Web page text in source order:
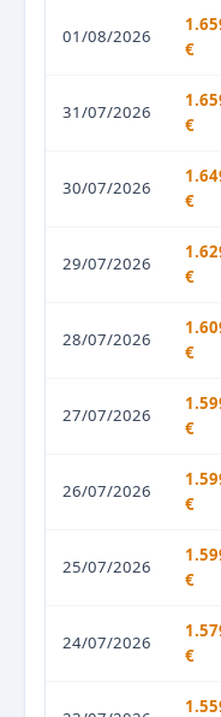
01/08/2026
€
31/07/2026
€
30/07/2026
€
29/07/2026
€
28/07/2026
€
27/07/2026
€
26/07/2026
€
25/07/2026
€
24/07/2026
€